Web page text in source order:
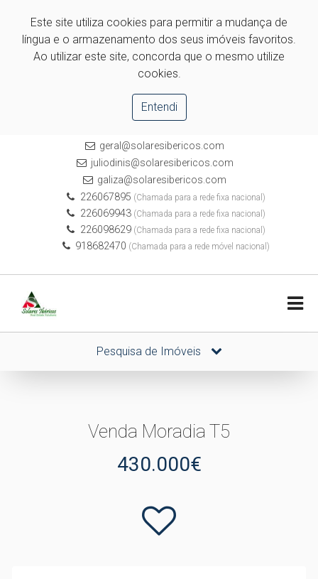
Este site utiliza cookies para permitir a mudança de
língua e o armazenamento dos seus imóveis favoritos.
Ao utilizar este site, concorda que o mesmo utilize
cookies.
Entendi
geral@solaresibericos.com
juliodinis@solaresibericos.com
galiza@solaresibericos.com
226067895 (Chamada para a rede fixa nacional)
226069943(Chamada para a rede fixa nacional)
226098629(Chamada para a rede fixa nacional)
918682470 (Chamada para a rede móvel nacional)
Pesquisa de Imóveis
Venda Moradia T5
430.000€